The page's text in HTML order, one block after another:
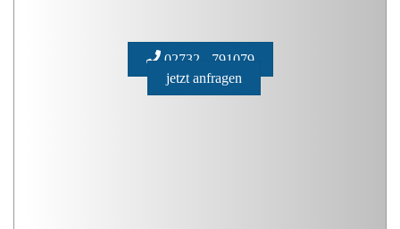
02732 - 791079
jetzt anfragen